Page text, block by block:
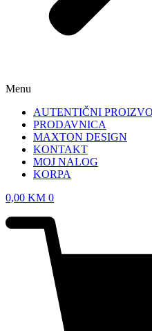
Menu
AUTENTIČNI
PRODAVNICA
MAXTON DESIGN
KONTAKT
MOJ NALOG
KORPA
0,00 KM 0